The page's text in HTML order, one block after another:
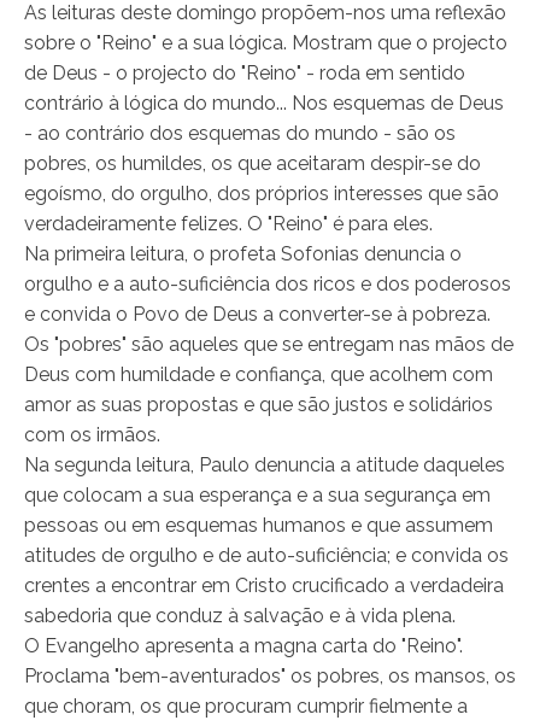
As leituras deste domingo propõem-nos uma reflexão
sobre o "Reino" e a sua lógica. Mostram que o projecto
de Deus - o projecto do "Reino" - roda em sentido
contrário à lógica do mundo... Nos esquemas de Deus
- ao contrário dos esquemas do mundo - são os
pobres, os humildes, os que aceitaram despir-se do
egoísmo, do orgulho, dos próprios interesses que são
verdadeiramente felizes. O "Reino" é para eles.
Na primeira leitura, o profeta Sofonias denuncia o
orgulho e a auto-suficiência dos ricos e dos poderosos
e convida o Povo de Deus a converter-se à pobreza.
Os "pobres" são aqueles que se entregam nas mãos de
Deus com humildade e confiança, que acolhem com
amor as suas propostas e que são justos e solidários
com os irmãos.
Na segunda leitura, Paulo denuncia a atitude daqueles
que colocam a sua esperança e a sua segurança em
pessoas ou em esquemas humanos e que assumem
atitudes de orgulho e de auto-suficiência; e convida os
crentes a encontrar em Cristo crucificado a verdadeira
sabedoria que conduz à salvação e à vida plena.
O Evangelho apresenta a magna carta do "Reino".
Proclama "bem-aventurados" os pobres, os mansos, os
que choram, os que procuram cumprir fielmente a